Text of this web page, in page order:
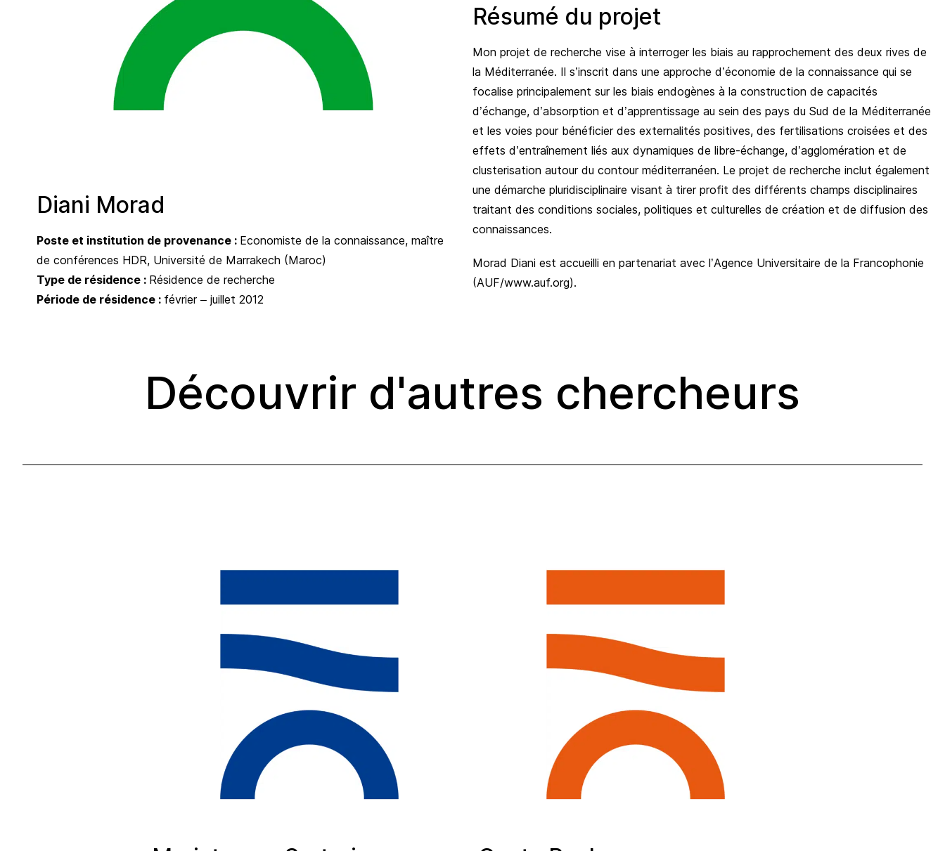
Diani Morad
Poste et institution de provenance : Economiste de la connaissance, maître
de conférences HDR, Université de Marrakech (Maroc)
Type de résidence : Résidence de recherche
Période de résidence : février – juillet 2012
Résumé du projet
Mon projet de recherche vise à interroger les biais au rapprochement des deux rives de
la Méditerranée. Il s’inscrit dans une approche d’économie de la connaissance qui se
focalise principalement sur les biais endogènes à la construction de capacités
d’échange, d’absorption et d’apprentissage au sein des pays du Sud de la Méditerranée
et les voies pour bénéficier des externalités positives, des fertilisations croisées et des
effets d’entraînement liés aux dynamiques de libre-échange, d’agglomération et de
clusterisation autour du contour méditerranéen. Le projet de recherche inclut également
une démarche pluridisciplinaire visant à tirer profit des différents champs disciplinaires
traitant des conditions sociales, politiques et culturelles de création et de diffusion des
connaissances.
Morad Diani est accueilli en partenariat avec l’Agence Universitaire de la Francophonie
(AUF/www.auf.org).
Découvrir d'autres chercheurs